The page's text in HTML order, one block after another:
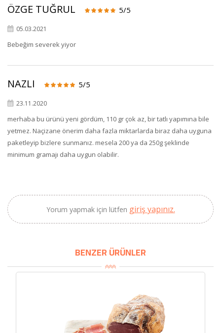
ÖZGE TUĞRUL 5/5
05.03.2021
Bebeğim severek yiyor
NAZLI 5/5
23.11.2020
merhaba bu ürünü yeni gördüm, 110 gr çok az, bir tatlı yapımına bile
yetmez. Naçizane önerim daha fazla miktarlarda biraz daha uyguna
paketleyip bizlere sunmanız. mesela 200 ya da 250g şeklinde
minimum gramajı daha uygun olabilir.
Yorum yapmak için lütfen giriş yapınız.
BENZER ÜRÜNLER
×
BU HAFTANIN PLANLI İNDİRİMİ
2690,00 TL
2071,30 TL
Naturel Sızma
Zeytinyağı (5lt, Soğuk
Sıkım) - Bilgem
SEPETE EKLE